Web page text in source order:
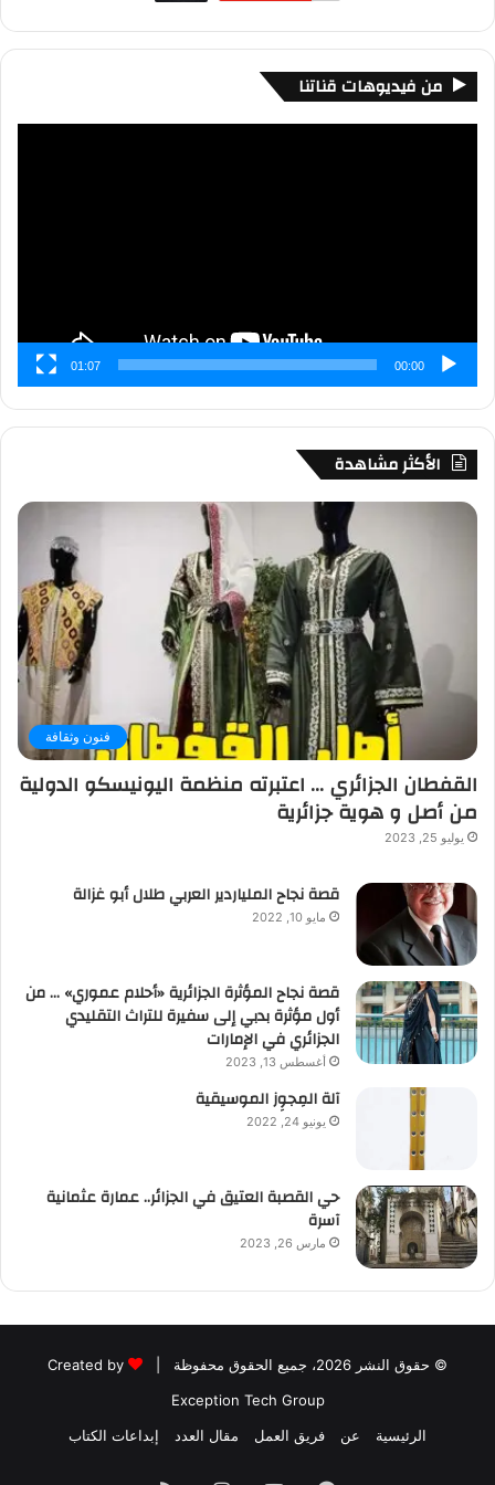
من فيديوهات قناتنا
00:00
01:07
الأكثر مشاهدة
فنون وثقافة
القفطان الجزائري … اعتبرته منظمة اليونيسكو الدولية
من أصل و هوية جزائرية
يوليو 25, 2023
قصة نجاح الملياردير العربي طلال أبو غزالة
مايو 10, 2022
قصة نجاح المؤثرة الجزائرية «أحلام عموري» … من
أول مؤثرة بدبي إلى سفيرة للتراث التقليدي
الجزائري في الإمارات
أغسطس 13, 2023
آلة المِجوِز الموسيقية‎‎
يونيو 24, 2022
حي القصبة العتيق في الجزائر.. عمارة عثمانية
آسرة
مارس 26, 2023
© حقوق النشر 2026، جميع الحقوق محفوظة |
Created by
Exception Tech Group
الرئيسية
عن فريق العمل مقال العدد إبداعات الكتاب